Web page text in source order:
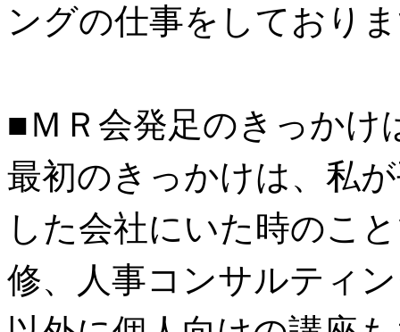
ングの仕事をしており
■ＭＲ会発足のきっかけ
最初のきっかけは、私
した会社にいた時のこ
修、人事コンサルティ